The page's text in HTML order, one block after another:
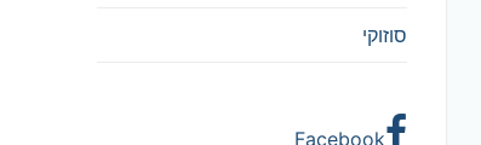
סוזוקי
Facebook